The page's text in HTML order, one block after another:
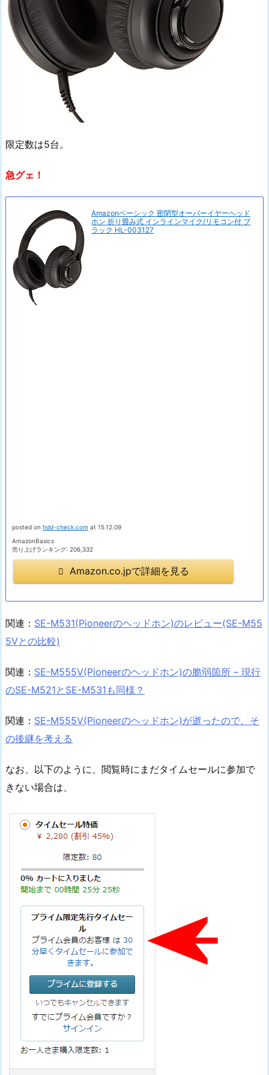
限定数は5台。
急グェ！
Amazonベーシック 密閉型オーバーイヤーヘッド
ホン 折り畳み式 インラインマイク/リモコン付 ブ
ラック HL-003127
posted on hdd-check.com at 15.12.09
AmazonBasics
売り上げランキング: 206,332
Amazon.co.jpで詳細を見る
関連： SE-M531(Pioneerのヘッドホン)のレビュー(SE-M55
5Vとの比較)
関連： SE-M555V(Pioneerのヘッドホン)の脆弱箇所 – 現行
のSE-M521とSE-M531も同様？
関連： SE-M555V(Pioneerのヘッドホン)が逝ったので、そ
の後継を考える
なお、以下のように、閲覧時にまだタイムセールに参加で
きない場合は、